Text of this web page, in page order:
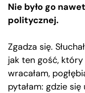
Nie było go
politycznej.
Zgadza się.
jak ten gość, który
wracałam,
pytałam: gdzie się